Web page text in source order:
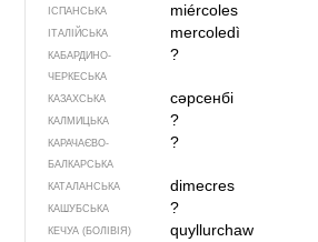
ІСПАНСЬКА miércoles
ІТАЛІЙСЬКА mercoledì
КАБАРДИНО-
ЧЕРКЕСЬКА
?
КАЗАХСЬКА сәрсенбі
КАЛМИЦЬКА ?
КАРАЧАЄВО-
БАЛКАРСЬКА
?
КАТАЛАНСЬКА dimecres
КАШУБСЬКА ?
КЕЧУА (БОЛІВІЯ) quyllurchaw